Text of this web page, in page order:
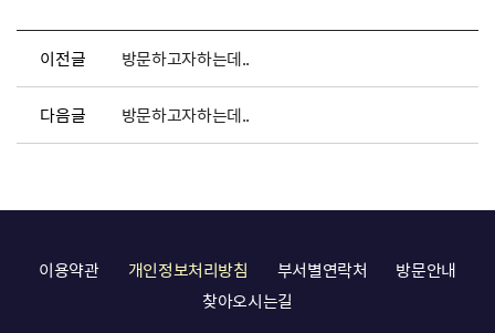
이전글 방문하고자하는데..
다음글 방문하고자하는데..
이용약관 개인정보처리방침 부서별연락처
방문안내
찾아오시는길